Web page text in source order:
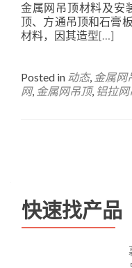
金属网吊顶材料及安
顶、方通吊顶和石膏
材料，因其造型[…]
Posted in 动态, 金属网
网, 金属网吊顶, 铝拉
快速找产品